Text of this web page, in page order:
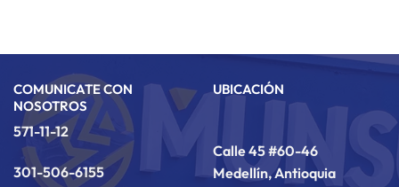
COMUNICATE CON
NOSOTROS
571-11-12
301-506-6155
UBICACIÓN
Calle 45 #60-46
Medellín, Antioquia